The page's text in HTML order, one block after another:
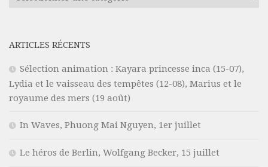
ARTICLES RÉCENTS
Sélection animation : Kayara princesse inca (15-07),
Lydia et le vaisseau des tempêtes (12-08), Marius et le
royaume des mers (19 août)
In Waves, Phuong Mai Nguyen, 1er juillet
Le héros de Berlin, Wolfgang Becker, 15 juillet